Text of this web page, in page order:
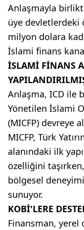
Anlaşmayla
üye devletlerdeki
milyon dolara
İslami finans
İSLAMİ FİNANS
Anlaşma, ICD ile
Yönetilen İslami
(MICFP) devreye
MICFP, Türk
alanındaki ilk
özelliğini
bölgesel
sunuyor.
KOBİ'LERE
Finansman, yerel